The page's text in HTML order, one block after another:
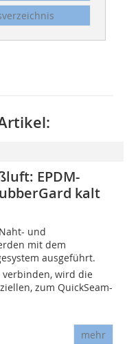
EPDM-
kalt
und
mit dem
ausgeführt.
verbinden, wird die
zum QuickSeam-
mehr